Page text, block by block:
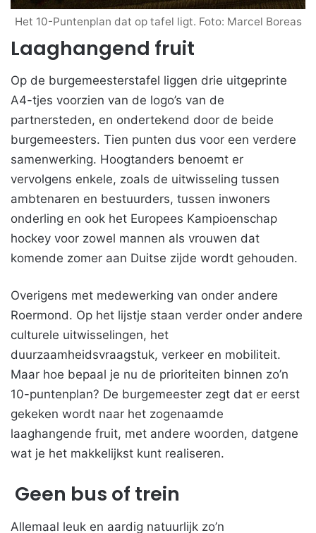
Het 10-Puntenplan dat op tafel ligt. Foto: Marcel Boreas
Laaghangend fruit
Op de burgemeesterstafel liggen drie uitgeprinte
A4-tjes voorzien van de logo’s van de
partnersteden, en ondertekend door de beide
burgemeesters. Tien punten dus voor een verdere
samenwerking. Hoogtanders benoemt er
vervolgens enkele, zoals de uitwisseling tussen
ambtenaren en bestuurders, tussen inwoners
onderling en ook het Europees Kampioenschap
hockey voor zowel mannen als vrouwen dat
komende zomer aan Duitse zijde wordt gehouden.
Overigens met medewerking van onder andere
Roermond. Op het lijstje staan verder onder andere
culturele uitwisselingen, het
duurzaamheidsvraagstuk, verkeer en mobiliteit.
Maar hoe bepaal je nu de prioriteiten binnen zo’n
10-puntenplan? De burgemeester zegt dat er eerst
gekeken wordt naar het zogenaamde
laaghangende fruit, met andere woorden, datgene
wat je het makkelijkst kunt realiseren.
Geen bus of trein
Allemaal leuk en aardig natuurlijk zo’n